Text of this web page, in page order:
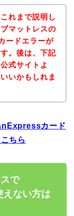
れまで説明し
マットレスの
ードエラーが
。後は、下記
式サイトよ
いかもしれま
カード
ちら
で
ない方は